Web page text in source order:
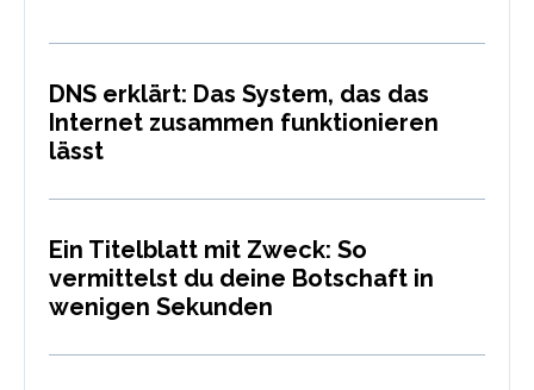
DNS erklärt: Das System, das das
Internet zusammen funktionieren
lässt
Ein Titelblatt mit Zweck: So
vermittelst du deine Botschaft in
wenigen Sekunden